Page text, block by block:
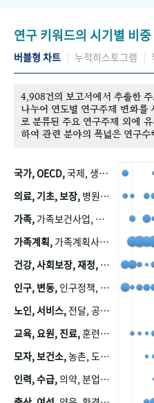
연구 키워드의 시기별 비
버블형 차트 누적히스토그램
4,908건의 보고서에서 추출한
나누어 연도별 연구주제 변화를
로 분류된 주요 연구주제 외에
하여 관련 분야의 폭넓은 연구수
국가, OECD,국제, 생산, 아시아, 태평양, 태평양지역, 참가
의료, 기초, 보장, 병원, 가정, 연금, 연계, 공적, 일본, 생활, 국민기초생활보장제도, 국민연금, 기금, 저소득층, 근로, 자활, 급여, 환자, 의료비, 모니터링, 한국복지패널, 소득, 지표, 빈곤, 노후, 장애인
가족, 가족보건사업, 산업, 친화, 전국, 출산력
가족계획, 가족계획사업, 가족계획사업평가, 한국가족계획사업, 피임, 보급, 부인, 자궁, 피임약
건강, 사회보장, 재정,
인구, 변동, 인구정책, 저출산, 고령사회, 고령화, 이동, 남북한, 지방자치단체, 컨설팅, 복지정책평가, 집, 사회개발
노인, 서비스, 전달, 공공, 보육, 수요, 공급, 사회서비스, 데이터, 보호, 요양, 아동, 예방, 청소년, 효율, 자원
교육, 요원, 진료,훈련, 보건요원, 마을, 마을건강사업, 보조원, 진료원, 보건진료원, 보건진료원교재
모자, 보건소,농촌, 도시, 금연, 농촌지역, 모자보건사업
인력, 수급,의약, 분업, 식품, 의약품, 의사, 안전